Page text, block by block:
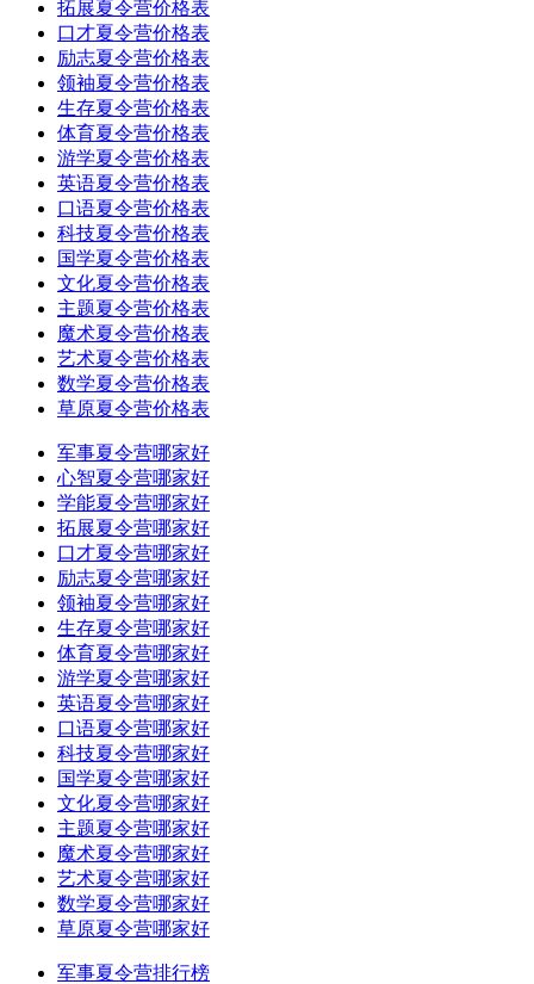
拓展夏令营价格表
口才夏令营价格表
励志夏令营价格表
领袖夏令营价格表
生存夏令营价格表
体育夏令营价格表
游学夏令营价格表
英语夏令营价格表
口语夏令营价格表
科技夏令营价格表
国学夏令营价格表
文化夏令营价格表
主题夏令营价格表
魔术夏令营价格表
艺术夏令营价格表
数学夏令营价格表
草原夏令营价格表
军事夏令营哪家好
心智夏令营哪家好
学能夏令营哪家好
拓展夏令营哪家好
口才夏令营哪家好
励志夏令营哪家好
领袖夏令营哪家好
生存夏令营哪家好
体育夏令营哪家好
游学夏令营哪家好
英语夏令营哪家好
口语夏令营哪家好
科技夏令营哪家好
国学夏令营哪家好
文化夏令营哪家好
主题夏令营哪家好
魔术夏令营哪家好
艺术夏令营哪家好
数学夏令营哪家好
草原夏令营哪家好
军事夏令营排行榜